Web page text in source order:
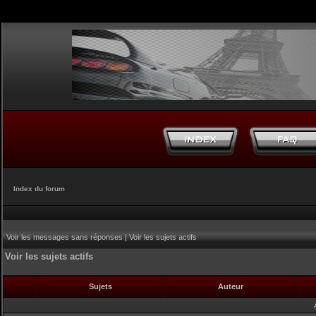
Index du forum
Voir les messages sans réponses|Voir les sujets actifs
Voir les sujets actifs
Sujets Auteur